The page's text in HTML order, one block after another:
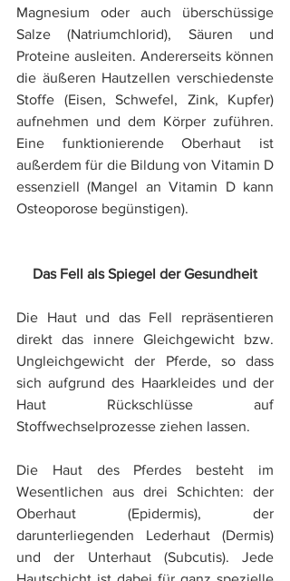
Magnesium oder auch überschüssige
Salze (Natriumchlorid), Säuren und
Proteine ausleiten. Andererseits können
die äußeren Hautzellen verschiedenste
Stoffe (Eisen, Schwefel, Zink, Kupfer)
aufnehmen und dem Körper zuführen.
Eine funktionierende Oberhaut ist
außerdem für die Bildung von Vitamin D
essenziell (Mangel an Vitamin D kann
Osteoporose begünstigen).
Das Fell als Spiegel der Gesundheit
Die Haut und das Fell repräsentieren
direkt das innere Gleichgewicht bzw.
Ungleichgewicht der Pferde, so dass
sich aufgrund des Haarkleides und der
Haut Rückschlüsse auf
Stoffwechselprozesse ziehen lassen.
​​Die Haut des Pferdes besteht im
Wesentlichen aus drei Schichten: der
Oberhaut (Epidermis), der
darunterliegenden Lederhaut (Dermis)
und der Unterhaut (Subcutis). ​​​​Jede